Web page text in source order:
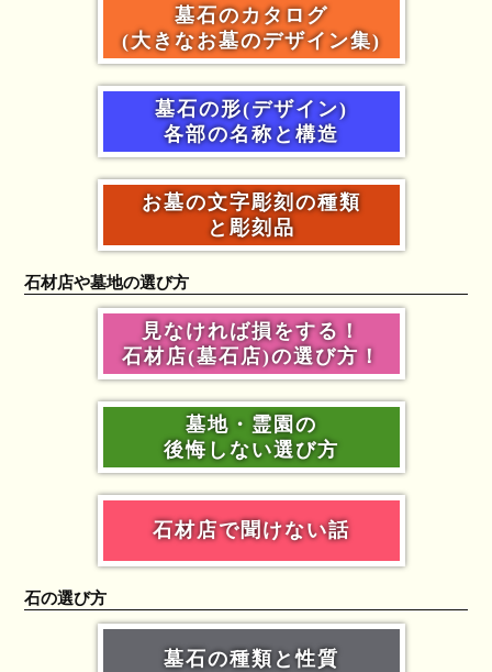
墓石のカタログ
(大きなお墓のデザイン集)
墓石の形(デザイン)
各部の名称と構造
お墓の文字彫刻の種類
と彫刻品
石材店や墓地の選び方
見なければ損をする！
石材店(墓石店)の選び方！
墓地・霊園の
後悔しない選び方
石材店で聞けない話
石の選び方
墓石の種類と性質